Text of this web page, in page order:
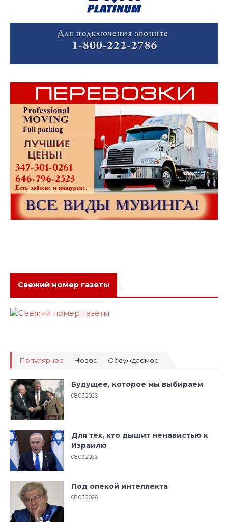
Свежий номер газеты
Популярное Новое Обсуждаемое
Будущее, которое мы выбираем
08.03.2026
Для тех, кто дышит ненавистью к
Израилю
08.03.2026
Под опекой интеллекта
08.03.2026